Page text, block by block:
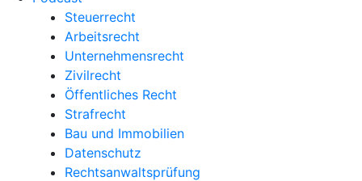
Steuerrecht
Arbeitsrecht
Unternehmens­recht
Zivilrecht
Öffentliches Recht
Strafrecht
Bau und Immobilien
Datenschutz
Rechtsanwalts­prüfung